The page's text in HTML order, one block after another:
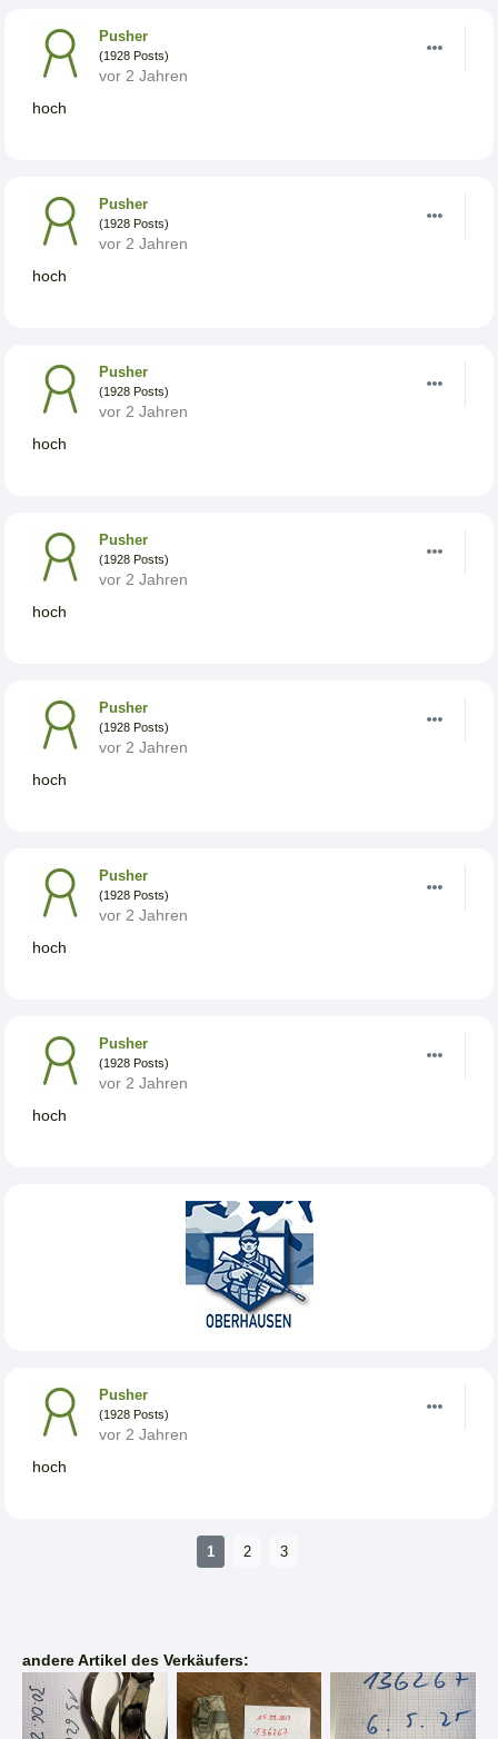
Pusher
(1928 Posts)
vor 2 Jahren
hoch
Pusher
(1928 Posts)
vor 2 Jahren
hoch
Pusher
(1928 Posts)
vor 2 Jahren
hoch
Pusher
(1928 Posts)
vor 2 Jahren
hoch
Pusher
(1928 Posts)
vor 2 Jahren
hoch
Pusher
(1928 Posts)
vor 2 Jahren
hoch
Pusher
(1928 Posts)
vor 2 Jahren
hoch
Pusher
(1928 Posts)
vor 2 Jahren
hoch
1 2 3
andere Artikel des Verkäufers: